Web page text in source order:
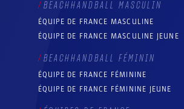
BEACHHANDBALL MASCULIN
ÉQUIPE DE FRANCE MASCULINE
ÉQUIPE DE FRANCE MASCULINE JEUNE
BEACHHANDBALL FÉMININ
ÉQUIPE DE FRANCE FÉMININE
ÉQUIPE DE FRANCE FÉMININE JEUNE